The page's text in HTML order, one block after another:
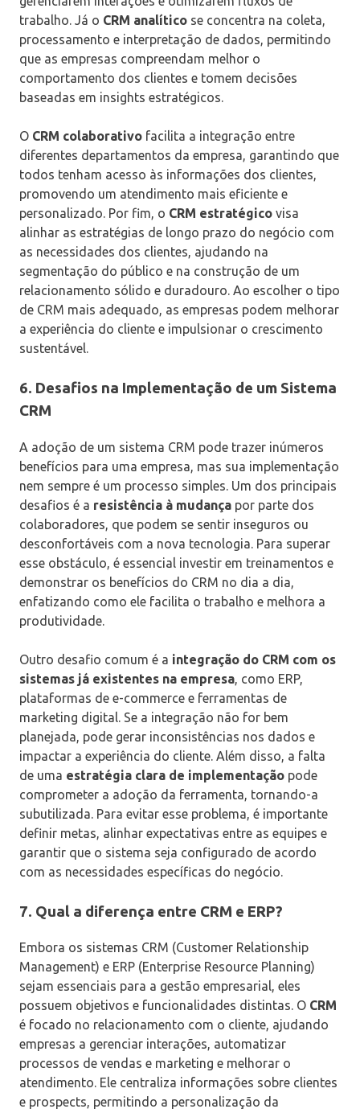
trabalho. Já o CRM analítico se concentra na coleta,
processamento e interpretação de dados, permitindo
que as empresas compreendam melhor o
comportamento dos clientes e tomem decisões
baseadas em insights estratégicos.
O CRM colaborativo facilita a integração entre
diferentes departamentos da empresa, garantindo que
todos tenham acesso às informações dos clientes,
promovendo um atendimento mais eficiente e
personalizado. Por fim, o CRM estratégico visa
alinhar as estratégias de longo prazo do negócio com
as necessidades dos clientes, ajudando na
segmentação do público e na construção de um
relacionamento sólido e duradouro. Ao escolher o tipo
de CRM mais adequado, as empresas podem melhorar
a experiência do cliente e impulsionar o crescimento
sustentável.
6. Desafios na Implementação de um Sistema
CRM
A adoção de um sistema CRM pode trazer inúmeros
benefícios para uma empresa, mas sua implementação
nem sempre é um processo simples. Um dos principais
desafios é a resistência à mudança por parte dos
colaboradores, que podem se sentir inseguros ou
desconfortáveis com a nova tecnologia. Para superar
esse obstáculo, é essencial investir em treinamentos e
demonstrar os benefícios do CRM no dia a dia,
enfatizando como ele facilita o trabalho e melhora a
produtividade.
Outro desafio comum é a integração do CRM com os
sistemas já existentes na empresa, como ERP,
plataformas de e-commerce e ferramentas de
marketing digital. Se a integração não for bem
planejada, pode gerar inconsistências nos dados e
impactar a experiência do cliente. Além disso, a falta
de uma estratégia clara de implementação pode
comprometer a adoção da ferramenta, tornando-a
subutilizada. Para evitar esse problema, é importante
definir metas, alinhar expectativas entre as equipes e
garantir que o sistema seja configurado de acordo
com as necessidades específicas do negócio.
7. Qual a diferença entre CRM e ERP?
Embora os sistemas CRM (Customer Relationship
Management) e ERP (Enterprise Resource Planning)
sejam essenciais para a gestão empresarial, eles
possuem objetivos e funcionalidades distintas. O CRM
é focado no relacionamento com o cliente, ajudando
empresas a gerenciar interações, automatizar
processos de vendas e marketing e melhorar o
atendimento. Ele centraliza informações sobre clientes
e prospects, permitindo a personalização da